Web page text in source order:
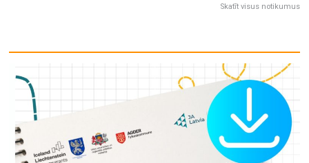
Skatīt visus notikumus